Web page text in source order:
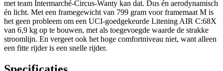
met team Intermarché-Circus-Wanty kan dat. Dus én aerodynamisch
én licht. Met een framegewicht van 799 gram voor framemaat M is
het geen probleem om een UCI-goedgekeurde Litening AIR C:68X
van 6,9 kg op te bouwen, met als toegevoegde waarde de strakke
stroomlijn. En vergeet ook het hoge comfortniveau niet, want alleen
een fitte rijder is een snelle rijder.